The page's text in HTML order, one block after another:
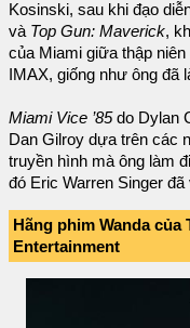
Kosinski, sau khi đạo
và Top Gun: Maverick,
của Miami giữa thập
IMAX, giống như ông đã
Miami Vice ’85do Dylan
Dan Gilroy dựa trên các
truyền hình mà ông làm
đó Eric Warren Singer
Hãng phim Wanda
Entertainment